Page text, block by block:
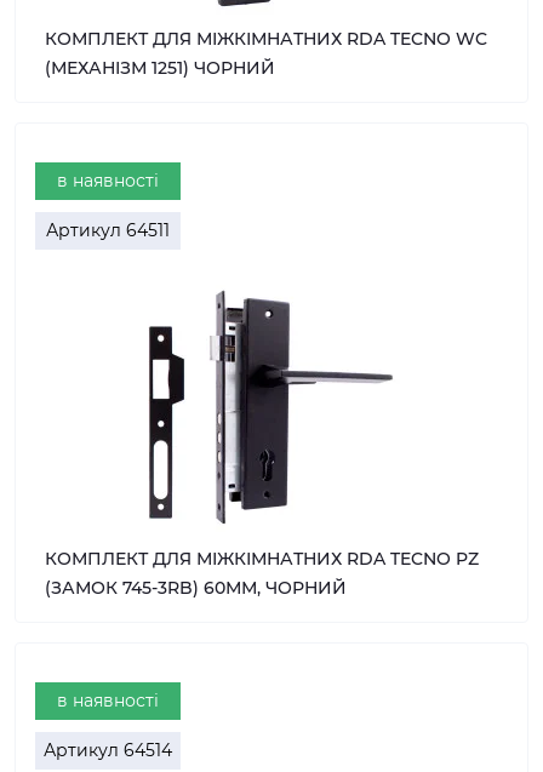
КОМПЛЕКТ ДЛЯ МІЖКІМНАТНИХ RDA TECNO WC
(МЕХАНІЗМ 1251) ЧОРНИЙ
в наявності
Артикул 64511
КОМПЛЕКТ ДЛЯ МІЖКІМНАТНИХ RDA TECNO PZ
(ЗАМОК 745-3RB) 60ММ, ЧОРНИЙ
в наявності
Артикул 64514